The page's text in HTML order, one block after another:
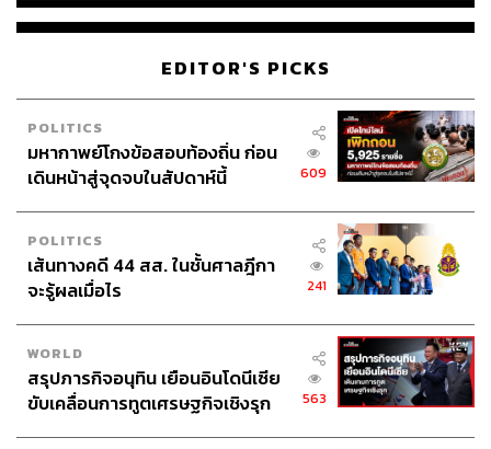
ไฟฟ้าชีวมวลที่รับซื้อเหง้ามันมาผลิตไฟฟ้า จะสร้างราย
ได้ ช่วยกำจัดชีวมวล และยังได้พลังงานไฟฟ้ามาสำหรับ
ใช้ในประเทศEDITOR'S PICKS
POLITICS
มหากาพย์โกงข้อสอบท้องถิ่น ก่อน
เดินหน้าสู่จุดจบในสัปดาห์นี้
609
POLITICS
เส้นทางคดี 44 สส. ในชั้นศาลฎีกา
จะรู้ผลเมื่อไร
241
WORLD
สรุปภารกิจอนุทิน เยือนอินโดนีเซีย
ขับเคลื่อนการทูตเศรษฐกิจเชิงรุก
563